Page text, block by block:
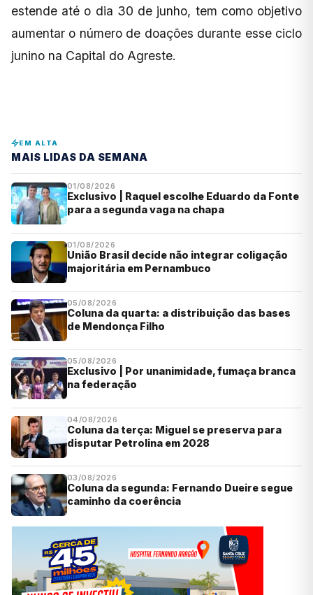
estende até o dia 30 de junho, tem como objetivo
aumentar o número de doações durante esse ciclo
junino na Capital do Agreste.
EM ALTA
MAIS LIDAS DA SEMANA
01/08/2026
Exclusivo | Raquel escolhe Eduardo da Fonte
para a segunda vaga na chapa
01/08/2026
União Brasil decide não integrar coligação
majoritária em Pernambuco
05/08/2026
Coluna da quarta: a distribuição das bases
de Mendonça Filho
05/08/2026
Exclusivo | Por unanimidade, fumaça branca
na federação
04/08/2026
Coluna da terça: Miguel se preserva para
disputar Petrolina em 2028
03/08/2026
Coluna da segunda: Fernando Dueire segue
caminho da coerência